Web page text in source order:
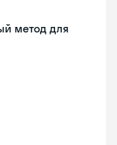
метод для